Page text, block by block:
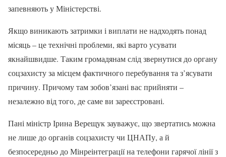
запевняють у Міністерстві.
Якщо виникають затримки і виплати не надходять понад
місяць – це технічні проблеми, які варто усувати
якнайшвидше. Таким громадянам слід звернутися до органу
соцзахисту за місцем фактичного перебування та з’ясувати
причину. Причому там зобов’язані вас прийняти –
незалежно від того, де саме ви зареєстровані.
Пані міністр Ірина Верещук зауважує, що звертатись можна
не лише до органів соцзахисту чи ЦНАПу, а й
безпосередньо до Мінреінтеграції на телефони гарячої лінії з